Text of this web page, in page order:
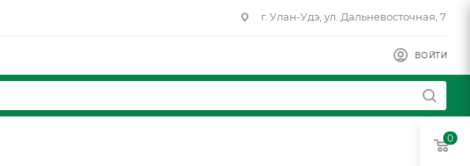
г. Улан-Удэ, ул. Дальневосточная, 7
ВОЙТИ
0